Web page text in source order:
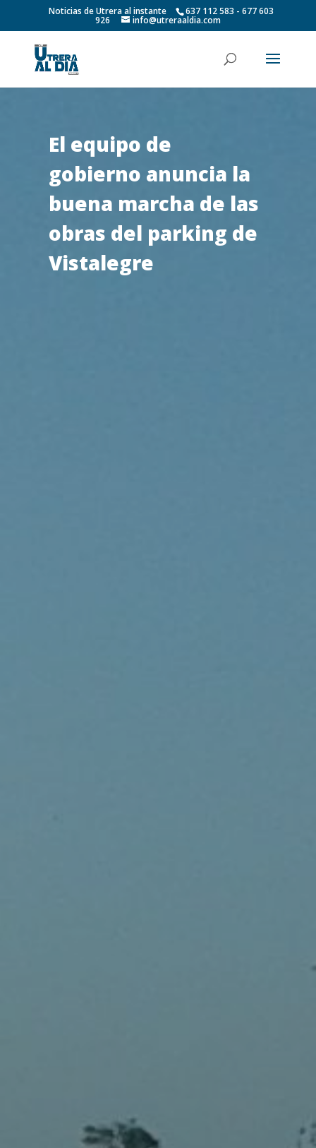
Noticias de Utrera al instante 637 112 583 - 677 603
926 info@utreraaldia.com
El equipo de
gobierno anuncia la
buena marcha de las
obras del parking de
Vistalegre